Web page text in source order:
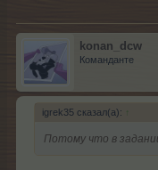
konan_dcw
Команданте
igrek35 сказал(а): ↑
Потому что в